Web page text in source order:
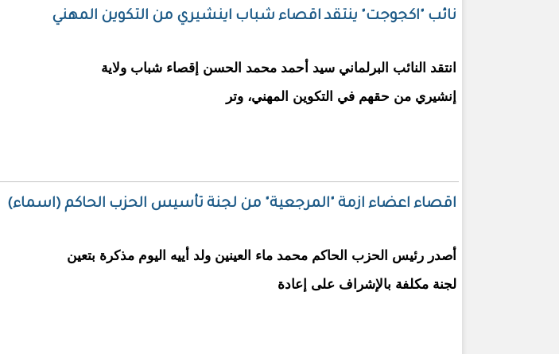
نائب "اكجوجت" ينتقد اقصاء شباب اينشيري من التكوين المهني
انتقد النائب البرلماني سيد أحمد محمد الحسن إقصاء شباب ولاية
إنشيري من حقهم في التكوين المهني، وتر
اقصاء اعضاء ازمة "المرجعية" من لجنة تأسيس الحزب الحاكم (اسماء)
أصدر رئيس الحزب الحاكم محمد ماء العينين ولد أييه اليوم مذكرة بتعين
لجنة مكلفة بالإشراف على إعادة